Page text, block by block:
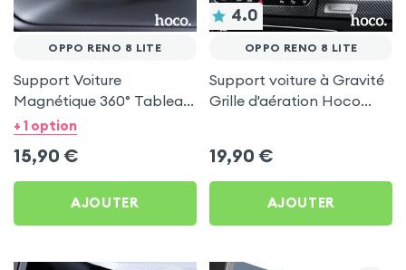
OPPO RENO 8 LITE
Support Voiture
Magnétique 360° Tableau
de bord Hoco pour Oppo
+ 1 option
15,90 €
AJOUTER
4.0
OPPO RENO 8 LITE
Support voiture à Gravité
Grille d'aération Hoco
19,90 €
AJOUTER